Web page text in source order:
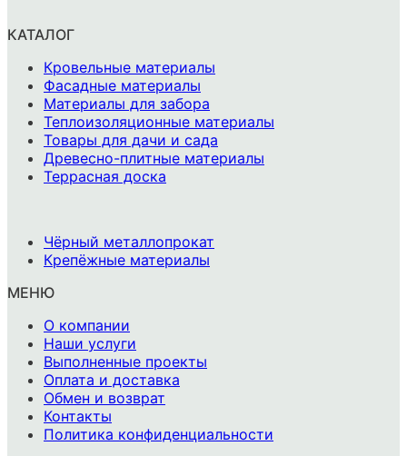
КАТАЛОГ
Кровельные материалы
Фасадные материалы
Материалы для забора
Теплоизоляционные материалы
Товары для дачи и сада
Древесно-плитные материалы
Террасная доска
Чёрный металлопрокат
Крепёжные материалы
МЕНЮ
О компании
Наши услуги
Выполненные проекты
Оплата и доставка
Обмен и возврат
Контакты
Политика конфиденциальности